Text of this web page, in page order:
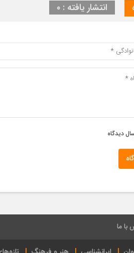
انتشار یافته : ۰
دیدگاه
با ما